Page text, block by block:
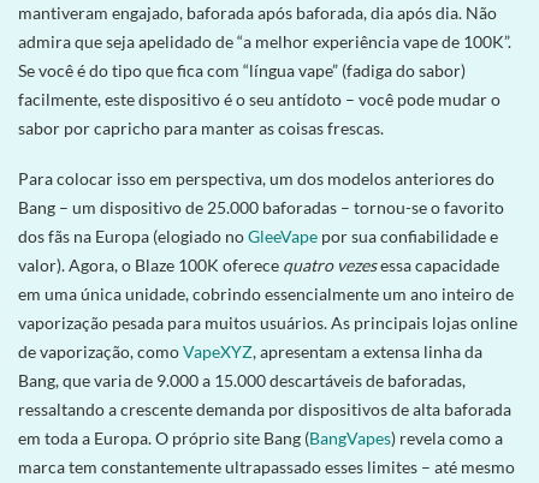
mantiveram engajado, baforada após baforada, dia após dia. Não
admira que seja apelidado de “a melhor experiência vape de 100K”.
Se você é do tipo que fica com “língua vape” (fadiga do sabor)
facilmente, este dispositivo é o seu antídoto – você pode mudar o
sabor por capricho para manter as coisas frescas.
Para colocar isso em perspectiva, um dos modelos anteriores do
Bang – um dispositivo de 25.000 baforadas – tornou-se o favorito
dos fãs na Europa (elogiado noGleeVape por sua confiabilidade e
valor). Agora, o Blaze 100K oferece quatro vezesessa capacidade
em uma única unidade, cobrindo essencialmente um ano inteiro de
vaporização pesada para muitos usuários. As principais lojas online
de vaporização, comoVapeXYZ, apresentam a extensa linha da
Bang, que varia de 9.000 a 15.000 descartáveis ​​de baforadas,
ressaltando a crescente demanda por dispositivos de alta baforada
em toda a Europa. O próprio site Bang (BangVapes) revela como a
marca tem constantemente ultrapassado esses limites – até mesmo